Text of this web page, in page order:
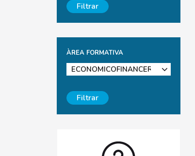
Filtrar
ÀREA FORMATIVA
Filtrar